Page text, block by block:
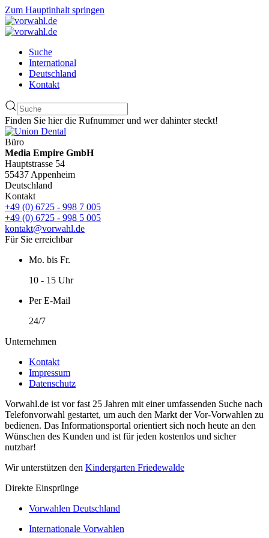
Zum Hauptinhalt springen
Suche
International
Deutschland
Kontakt
Finden Sie hier die Rufnummer und wer dahinter steckt!
Büro
Media Empire GmbH
Hauptstrasse 54
55437 Appenheim
Deutschland
Kontakt
+49 (0) 6725 - 998 7 005
+49 (0) 6725 - 998 5 005
kontakt@vorwahl.de
Für Sie erreichbar
Mo. bis Fr.
10 - 15 Uhr
Per E-Mail
24/7
Unternehmen
Kontakt
Impressum
Datenschutz
Vorwahl.de ist vor fast 25 Jahren mit einer umfassenden Suche nach
Telefonvorwahl gestartet, um auch den Markt der Vor-Vorwahlen zu
bedienen. Das Informationsportal orientiert sich noch heute an den
Wünschen des Kunden und ist für jeden kostenlos und sicher
nutzbar!
Wir unterstützen den Kindergarten Friedewalde
Direkte Einsprünge
Vorwahlen Deutschland
Internationale Vorwahlen